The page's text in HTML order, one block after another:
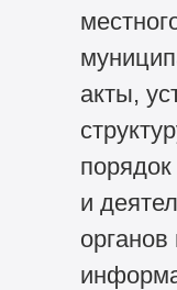
акты,
и
органов